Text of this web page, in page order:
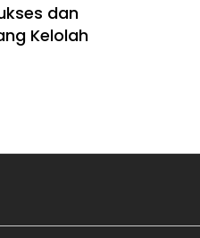
dan
Kelolah